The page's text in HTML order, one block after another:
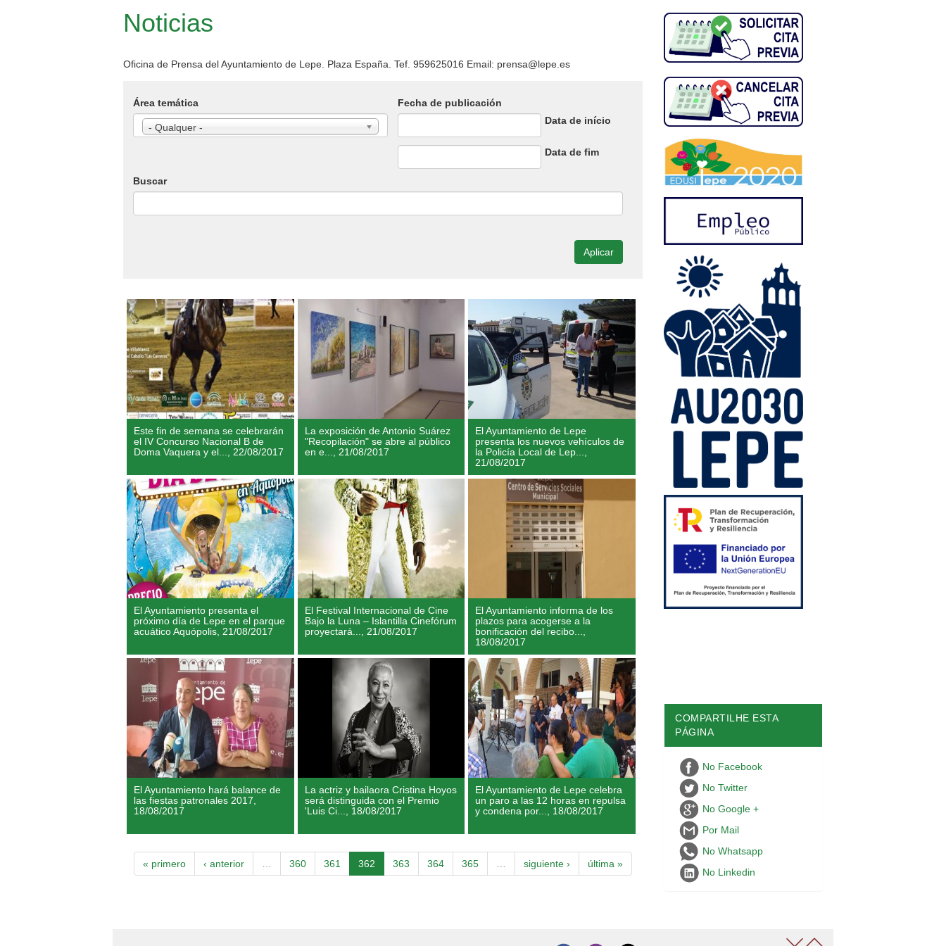
Noticias
Oficina de Prensa del Ayuntamiento de Lepe. Plaza España. Tef. 959625016 Email: prensa@lepe.es
Área temática
- Qualquer -
Fecha de publicación
Data de início
Date
Data de fim
Buscar
Aplicar
Este fin de semana se celebrarán
el IV Concurso Nacional B de
Doma Vaquera y el..., 22/08/2017
La exposición de Antonio Suárez
"Recopilación" se abre al público
en e..., 21/08/2017
El Ayuntamiento de Lepe
presenta los nuevos vehículos de
la Policía Local de Lep...,
21/08/2017
El Ayuntamiento presenta el
próximo día de Lepe en el parque
acuático Aquópolis, 21/08/2017
El Festival Internacional de Cine
Bajo la Luna – Islantilla Cinefórum
proyectará..., 21/08/2017
El Ayuntamiento informa de los
plazos para acogerse a la
bonificación del recibo...,
18/08/2017
El Ayuntamiento hará balance de
las fiestas patronales 2017,
18/08/2017
La actriz y bailaora Cristina Hoyos
será distinguida con el Premio
'Luis Ci..., 18/08/2017
El Ayuntamiento de Lepe celebra
un paro a las 12 horas en repulsa
y condena por..., 18/08/2017
« primero ‹ anterior 360 361 362 363 364 365 siguiente › última »
COMPARTILHE ESTA
PÁGINA
No Facebook
No Twitter
No Google +
Por Mail
No Whatsapp
No Linkedin